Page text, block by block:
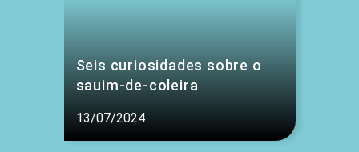
Seis curiosidades sobre o
sauim-de-coleira
13/07/2024